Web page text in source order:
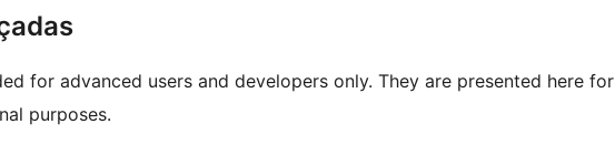
for advanced users and developers only. They are presented here for
purposes.